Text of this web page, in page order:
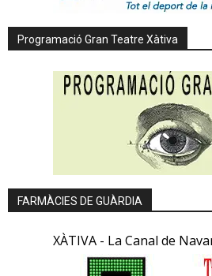
Programació Gran Teatre Xàtiva
FARMÀCIES DE GUÀRDIA
XÀTIVA - La Canal de